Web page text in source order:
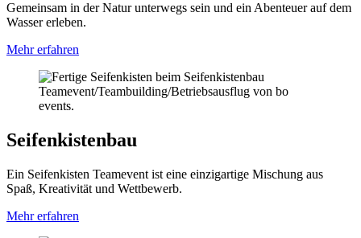
Gemeinsam in der Natur unterwegs sein und ein Abenteuer auf dem
Wasser erleben.
Mehr erfahren
Seifenkistenbau
Ein Seifenkisten Teamevent ist eine einzigartige Mischung aus
Spaß, Kreativität und Wettbewerb.
Mehr erfahren